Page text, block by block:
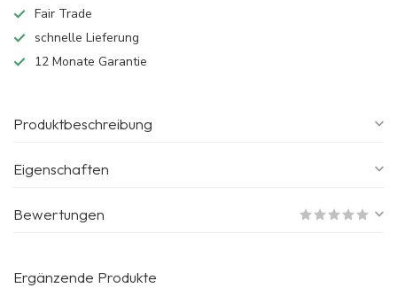
Fair Trade
schnelle Lieferung
12 Monate Garantie
Produktbeschreibung
Eigenschaften
Bewertungen
Ergänzende Produkte